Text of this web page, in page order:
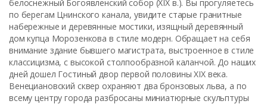
белоснежный Богоявленский собор (XIX в.). Вы прогуляетесь
по берегам Цнинского канала, увидите старые гранитные
набережные и деревянные мостики, изящный деревянный
дом купца Морозенкова в стиле модерн. Обращает на себя
внимание здание бывшего магистрата, выстроенное в стиле
классицизма, с высокой столпообразной каланчой. До наших
дней дошел Гостиный двор первой половины XIX века.
Венециановский сквер охраняют два бронзовых льва, а по
всему центру города разбросаны миниатюрные скульптуры